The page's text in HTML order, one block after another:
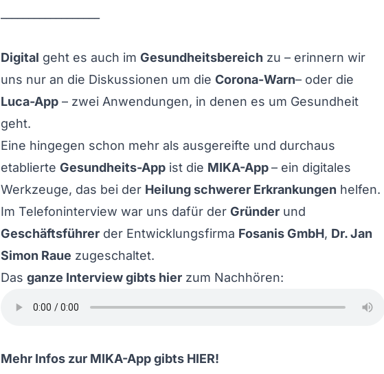
Digital geht es auch im Gesundheitsbereich zu – erinnern wir
uns nur an die Diskussionen um die Corona-Warn– oder die
Luca-App – zwei Anwendungen, in denen es um Gesundheit
geht.
Eine hingegen schon mehr als ausgereifte und durchaus
etablierte Gesundheits-App ist die MIKA-App– ein digitales
Werkzeuge, das bei der Heilung schwerer Erkrankungen helfen.
Im Telefoninterview war uns dafür der Gründer und
Geschäftsführer der Entwicklungsfirma Fosanis GmbH, Dr. Jan
Simon Raue zugeschaltet.
Das ganze Interview gibts hier zum Nachhören:
Mehr Infos zur MIKA-App gibts HIER!